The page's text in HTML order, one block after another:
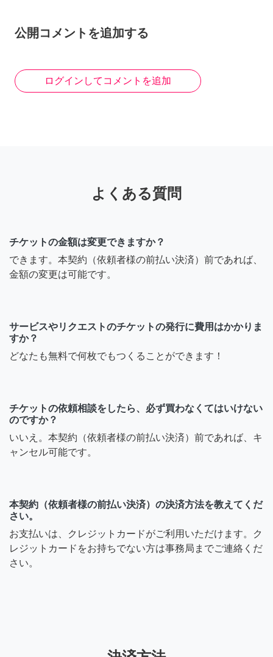
公開コメントを追加する
ログインしてコメントを追加
よくある質問
チケットの金額は変更できますか？
できます。本契約（依頼者様の前払い決済）前であれば、
金額の変更は可能です。
サービスやリクエストのチケットの発行に費用はかかりま
すか？
どなたも無料で何枚でもつくることができます！
チケットの依頼相談をしたら、必ず買わなくてはいけない
のですか？
いいえ。本契約（依頼者様の前払い決済）前であれば、キ
ャンセル可能です。
本契約（依頼者様の前払い決済）の決済方法を教えてくだ
さい。
お支払いは、クレジットカードがご利用いただけます。ク
レジットカードをお持ちでない方は事務局までご連絡くだ
さい。